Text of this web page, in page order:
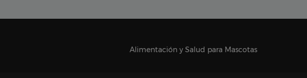
Alimentación y Salud para Mascotas